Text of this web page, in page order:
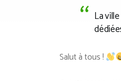
La
Salut à tous !